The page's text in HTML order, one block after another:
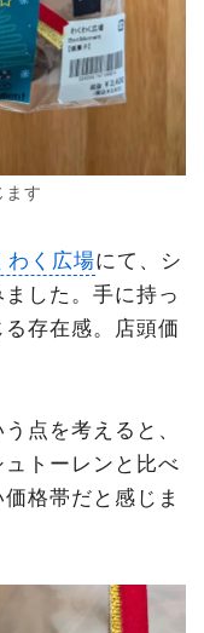
ます
わく広場にて、シ
した。手に持っ
存在感。店頭価
点を考えると、
トーレンと比べ
格帯だと感じま